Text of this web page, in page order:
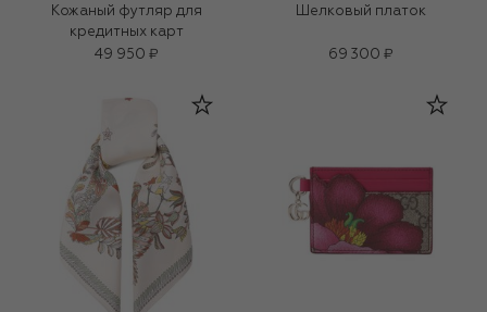
Кожаный футляр для
кредитных карт
49 950 ₽
Шелковый платок
69 300 ₽